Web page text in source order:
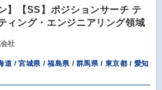
】【SS】ポジションサーチ テ
ィング・エンジニアリング領域
社
道 / 宮城県 / 福島県 / 群馬県 / 東京都 / 愛知